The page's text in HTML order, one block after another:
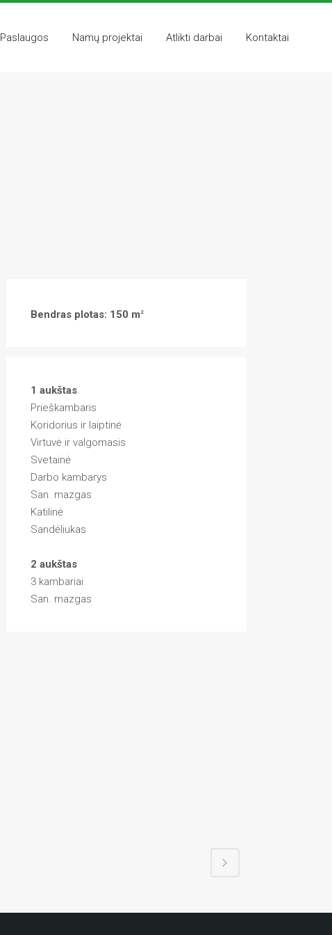
Paslaugos Namų projektai Atlikti darbai Kontaktai
Bendras plotas: 150 m 2
1 aukštas
Prieškambaris
Koridorius ir laiptinė
Virtuvė ir valgomasis
Svetainė
Darbo kambarys
San. mazgas
Katilinė
Sandėliukas
2 aukštas
3 kambariai
San. mazgas